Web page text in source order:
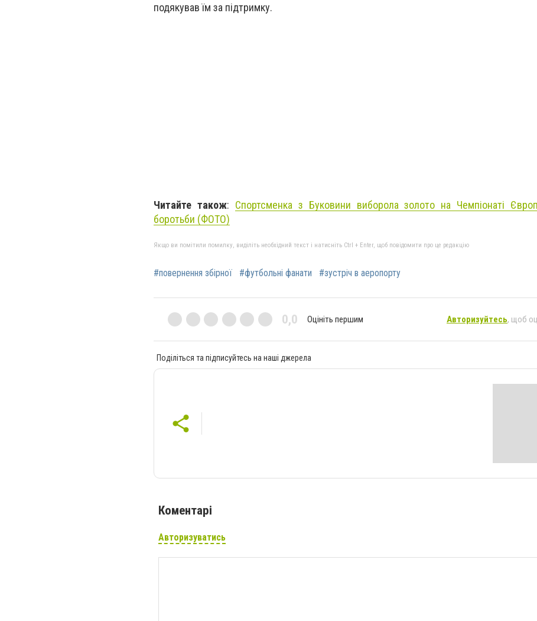
подякував їм за підтримку.
Читайте також: Спортсменка з Буковини виборола золото на Чемпіонаті
боротьби (ФОТО)
Якщо ви помітили помилку, виділіть необхідний текст і натисніть Ctrl + Enter, щоб повідомити про це редакцію
#повернення збірної #футбольні фанати #зустріч в аеропорту
0,0 Оцініть першим Авторизуйтесь, щоб
Поділіться та підписуйтесь на наші джерела
Коментарі
Авторизуватись